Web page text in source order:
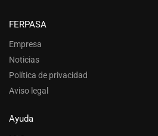
FERPASA
Empresa
Noticias
Política de privacidad
Aviso legal
Ayuda